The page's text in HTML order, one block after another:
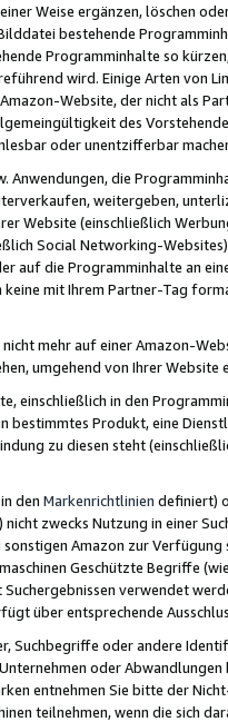
Weise ergänzen, löschen
bestehende
Programminhalte so
wird. Einige Arten von
Website, der nicht als
des
oder unentzifferbar
Anwendungen, die
weitergeben,
Website (einschließlich
Social Networking-
auf die Programminhalte an
mit Ihrem Partner-Tag
mehr auf einer Amazon-
umgehend von Ihrer
einschließlich in den
bestimmtes Produkt, eine
zu diesen steht
den Markenrichtlinien definiert)
nicht zwecks Nutzung in einer
Amazon zur
Geschützte Begriffe
verwendet
über entsprechende
Suchbegriffe oder andere
oder
entnehmen Sie bitte der
teilnehmen, wenn die sich